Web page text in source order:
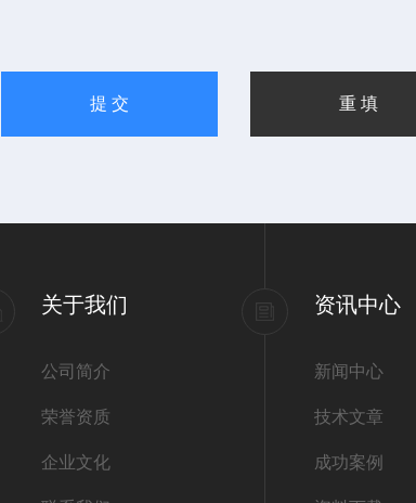
关于我们
公司简介
荣誉资质
企业文化
资讯中心
新闻中心
技术文章
成功案例